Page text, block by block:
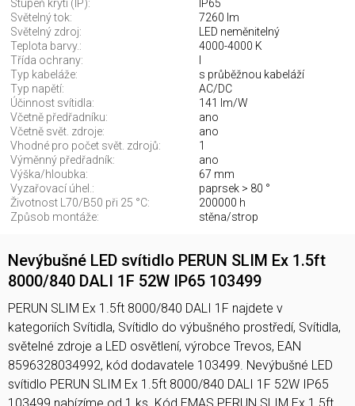
Stupeň krytí (IP):
IP65
Světelný tok:
7260 lm
Světelný zdroj:
LED neměnitelný
Teplota barvy.:
4000-4000 K
Třída ochrany:
Typ kabeláže:
s průběžnou kabeláží
Typ napětí:
AC/DC
Účinnost svítidla:
141 lm/W
Včetně předřadníku:
ano
Včetně svět. zdroje:
ano
Vhodné pro počet svět. zdrojů:
1
Výměnný předřadník:
ano
Výška/hloubka:
67 mm
Vyzařovací úhel.:
paprsek > 80 °
Životnost L70/B50 při 25 °C:
200000 h
Způsob montáže:
stěna/strop
Nevýbušné LED svítidlo PERUN SLIM Ex 1.5ft
8000/840 DALI 1F 52W IP65 103499
PERUN SLIM Ex 1.5ft 8000/840 DALI 1F najdete v
kategoriích Svítidla, Svítidlo do výbušného prostředí, Svítidla,
světelné zdroje a LED osvětlení, výrobce Trevos, EAN
8596328034992, kód dodavatele 103499. Nevýbušné LED
svítidlo PERUN SLIM Ex 1.5ft 8000/840 DALI 1F 52W IP65